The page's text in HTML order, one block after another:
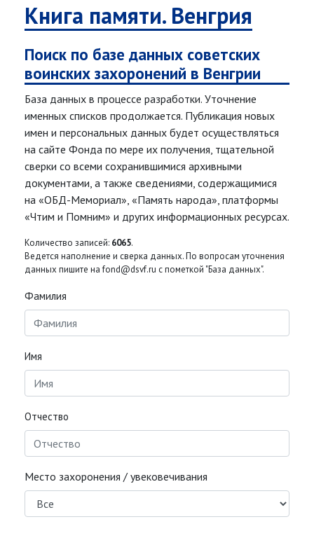
Книга памяти. Венгрия
Поиск по базе данных советских
воинских захоронений в Венгрии
База данных в процессе разработки. Уточнение
именных списков продолжается. Публикация новых
имен и персональных данных будет осуществляться
на сайте Фонда по мере их получения, тщательной
сверки со всеми сохранившимися архивными
документами, а также сведениями, содержащимися
на «ОБД-Мемориал», «Память народа», платформы
«Чтим и Помним» и других информационных ресурсах.
Количество записей: 6065.
Ведется наполнение и сверка данных. По вопросам уточнения
данных пишите на fond@dsvf.ru с пометкой "База данных".
Фамилия
Имя
Отчество
Место захоронения / увековечивания